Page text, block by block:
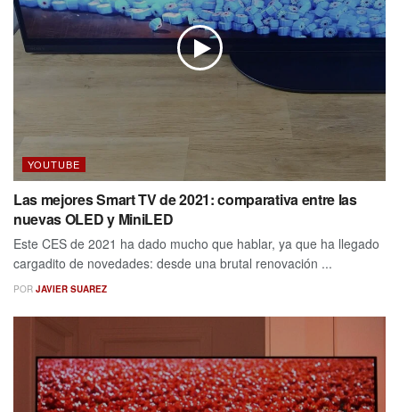
YOUTUBE
Las mejores Smart TV de 2021: comparativa entre las
nuevas OLED y MiniLED
Este CES de 2021 ha dado mucho que hablar, ya que ha llegado
cargadito de novedades: desde una brutal renovación ...
POR JAVIER SUAREZ